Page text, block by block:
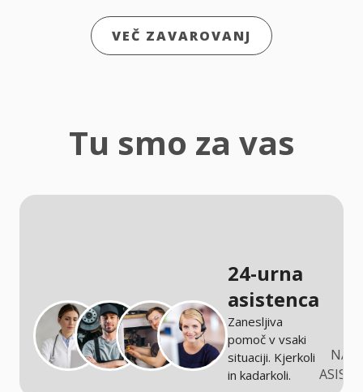
VEČ ZAVAROVANJ
Tu smo za vas
24-urna
asistenca
Zanesljiva
pomoč v vsaki
situaciji. Kjerkoli
in kadarkoli.